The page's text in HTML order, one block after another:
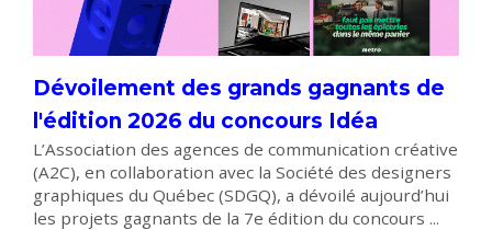
Dévoilement des grands gagnants de
l'édition 2026 du concours Idéa
L’Association des agences de communication créative
(A2C), en collaboration avec la Société des designers
graphiques du Québec (SDGQ), a dévoilé aujourd’hui
les projets gagnants de la 7e édition du concours ...